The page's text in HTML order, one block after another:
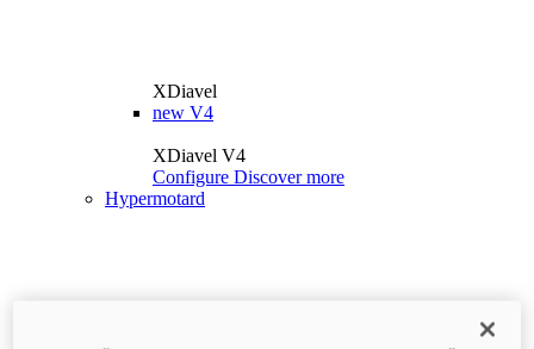
XDiavel
new V4
XDiavel V4
Configure Discover more
Hypermotard